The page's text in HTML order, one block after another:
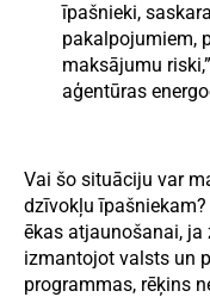
īpašnieki,
pakalpojumiem,
maksājumu
aģentūras
Vai šo situāciju var
dzīvokļu
ēkas atjaunošanai,
izmantojot valsts un
programmas, rēķins